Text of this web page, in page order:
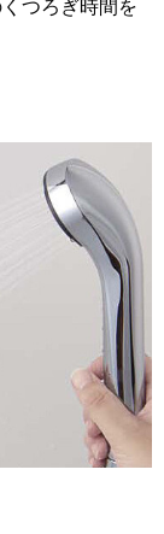
つろぎ時間を